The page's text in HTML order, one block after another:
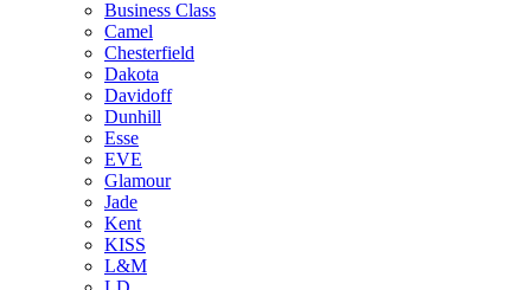
Business Class
Camel
Chesterfield
Dakota
Davidoff
Dunhill
Esse
EVE
Glamour
Jade
Kent
KISS
L&M